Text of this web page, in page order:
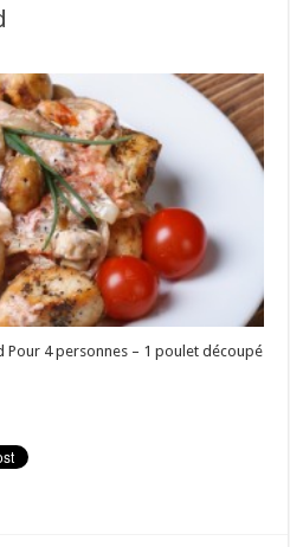
Pour 4 personnes – 1 poulet découpé